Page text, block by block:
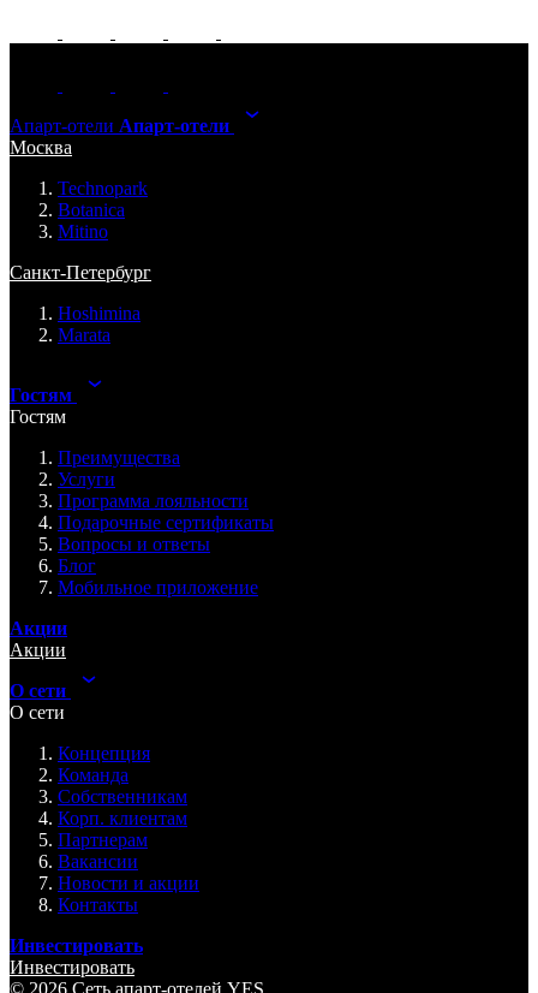
Апарт-отели Апарт-отели
Москва
Technopark
Botanica
Mitino
Санкт-Петербург
Hoshimina
Marata
Гостям
Гостям
Преимущества
Услуги
Программа лояльности
Подарочные сертификаты
Вопросы и ответы
Блог
Мобильное приложение
Акции
Акции
О сети
О сети
Концепция
Команда
Собственникам
Корп. клиентам
Партнерам
Вакансии
Новости и акции
Контакты
Инвестировать
Инвестировать
© 2026 Cеть апарт-отелей YES